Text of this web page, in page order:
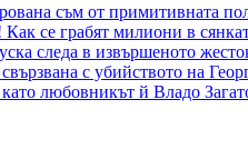
съм от примитивната
се грабят милиони в
следа в извършеното
с убийството на
любовникът й Владо